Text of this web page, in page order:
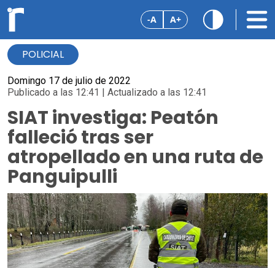
-A A+
POLICIAL
Domingo 17 de julio de 2022
Publicado a las 12:41 | Actualizado a las 12:41
SIAT investiga: Peatón
falleció tras ser
atropellado en una ruta de
Panguipulli